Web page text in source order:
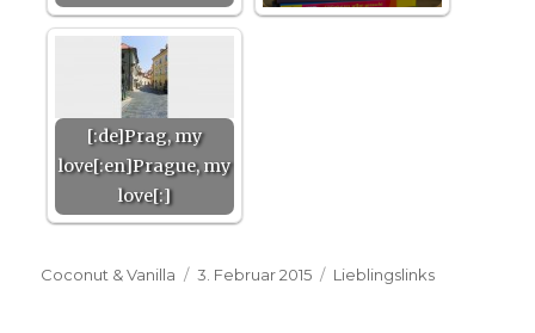
[:de]Prag, my
love[:en]Prague, my
love[:]
Autor
Coconut & Vanilla
Veröffentlicht
3. Februar 2015 Kategorien
Lieblingslinks